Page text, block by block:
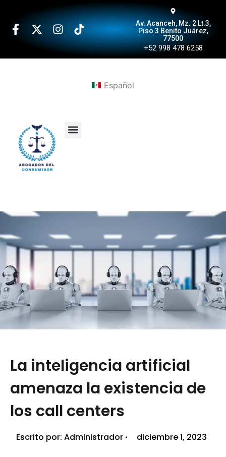
Av. Acanceh, Mz. 2 Lt.3,
Piso 3 Benito Juárez,
77500
+52 998 478 6258
Español
La inteligencia artificial
amenaza la existencia de
los call centers
Escrito por: Administrador diciembre 1, 2023